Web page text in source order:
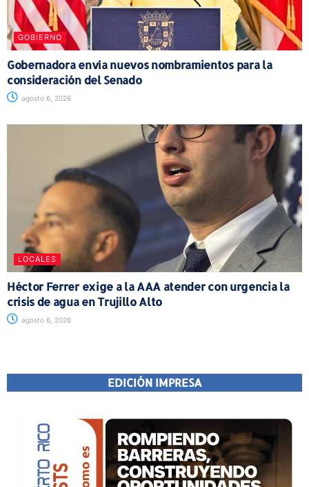
GOBIERNO
Gobernadora envía nuevos nombramientos para la
consideración del Senado
agosto 6, 2026
LOCALES
Héctor Ferrer exige a la AAA atender con urgencia la
crisis de agua en Trujillo Alto
agosto 6, 2026
EDICIÓN IMPRESA